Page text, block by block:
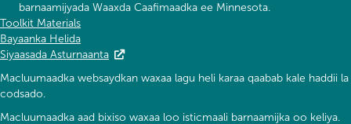
Toolkit Materials
Bayaanka Helida
Siyaasada Asturnaanta
Macluumaadka websaydkan waxaa lagu heli karaa qaabab kale haddii la
codsado.
Macluumaadka aad bixiso waxaa loo isticmaali barnaamijka oo keliya.
barnaamijyada Waaxda Caafimaadka ee Minnesota.